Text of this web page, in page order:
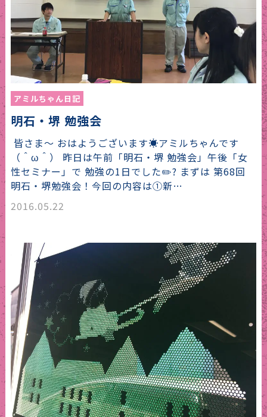
アミルちゃん日記
明石・堺 勉強会
皆さま〜 おはようございます☀︎アミルちゃんです
（＾ω＾） 昨日は午前「明石・堺 勉強会」午後「女
性セミナー」で 勉強の1日でした✏️? まずは 第68回
明石・堺勉強会！今回の内容は①新…
2016.05.22